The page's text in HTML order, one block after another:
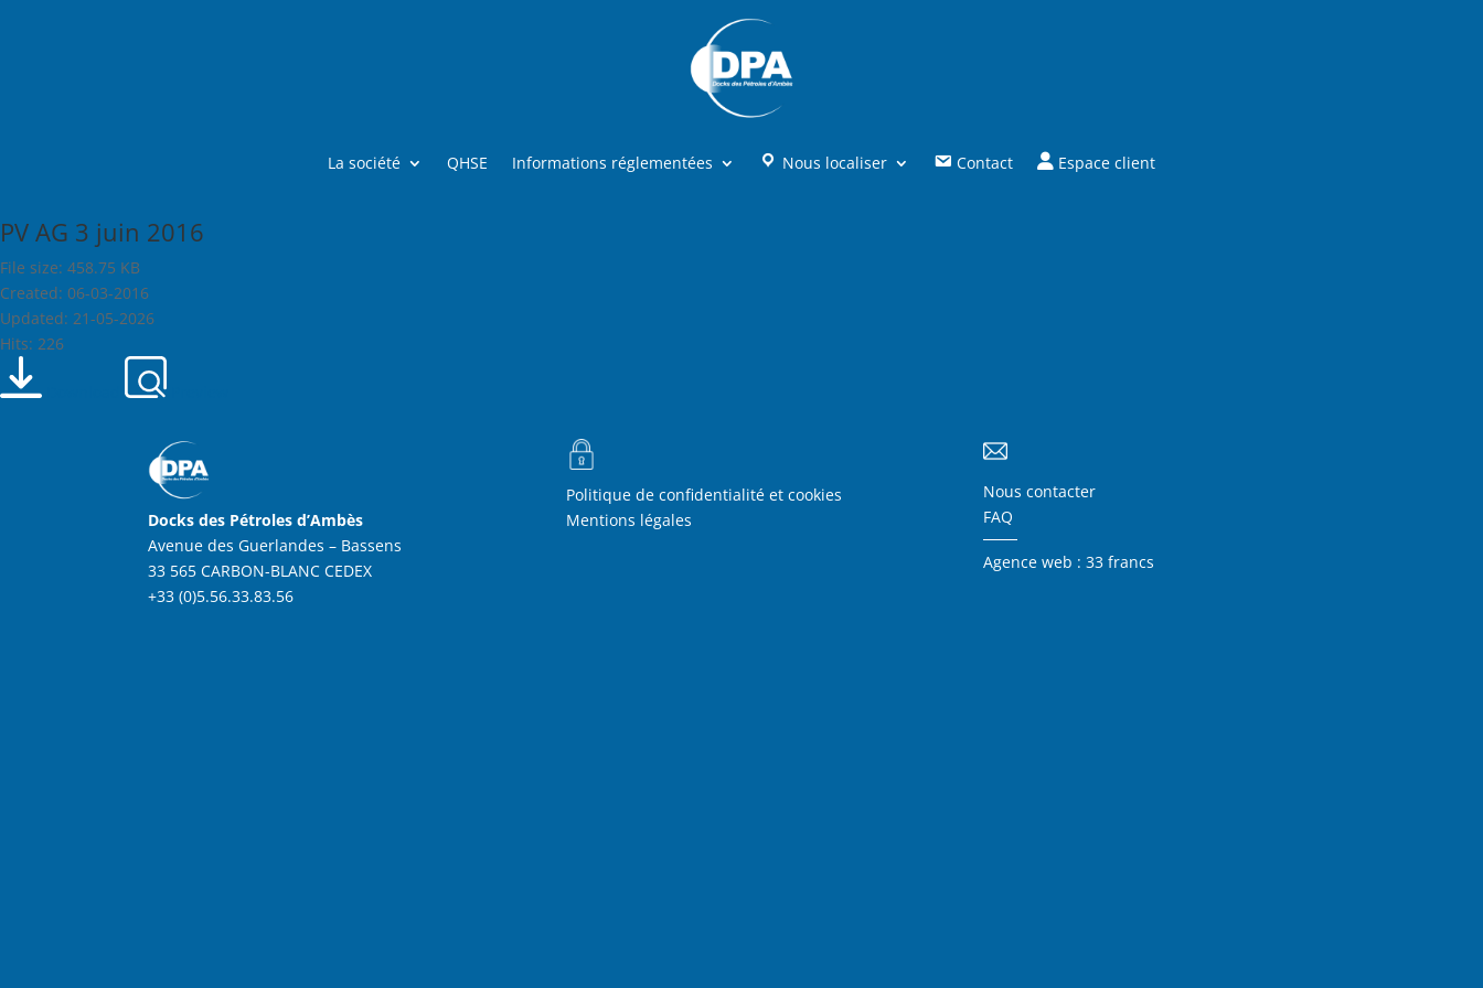
La société QHSE Informations réglementées Nous localiser Contact Espace client
PV AG 3 juin 2016
File size: 458.75 KB
Created: 06-03-2016
Updated: 21-05-2026
Hits: 226
Docks des Pétroles d’Ambès
Avenue des Guerlandes – Bassens
33 565 CARBON-BLANC CEDEX
+33 (0)5.56.33.83.56
Politique de confidentialité et cookies
Mentions légales
Nous contacter
FAQ
Agence web : 33 francs